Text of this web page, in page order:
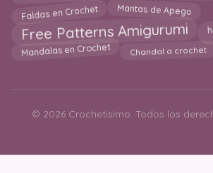
Faldas en Crochet Mantas de Apego
Free Patterns Amigurumi
Mandalas en Crochet Chandal a crochet
© 2026 Crochetisimo. Todos los